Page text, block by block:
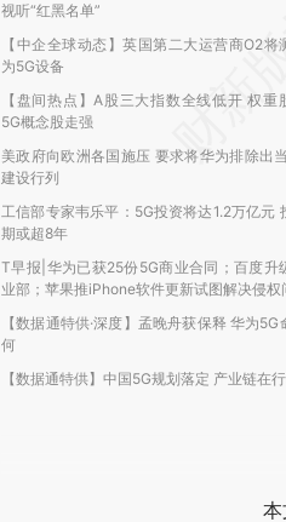
视听“红黑名单”
【中企全球动态】英国第二大运营商O2将
为5G设备
【盘间热点】A股三大指数全线低开 权重
5G概念股走强
美政府向欧洲各国施压 要求将华为排除出
建设行列
工信部专家韦乐平：5G投资将达1.2万亿元
期或超8年
T早报|华为已获25份5G商业合同；百度升
业部；苹果推iPhone软件更新试图解决侵权
【数据通特供·深度】孟晚舟获保释 华为5G
何
【数据通特供】中国5G规划落定 产业链在
本